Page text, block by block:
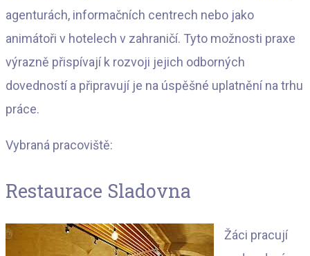
agenturách, informačních centrech nebo jako
animátoři v hotelech v zahraničí. Tyto možnosti praxe
výrazně přispívají k rozvoji jejich odborných
dovedností a připravují je na úspěšné uplatnění na trhu
práce.
Vybraná pracoviště:
Restaurace Sladovna
Žáci pracují